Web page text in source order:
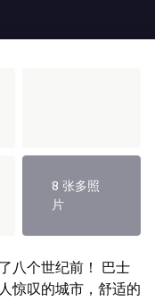
8 张多照
片
八个世纪前！ 巴士
惊叹的城市，舒适的